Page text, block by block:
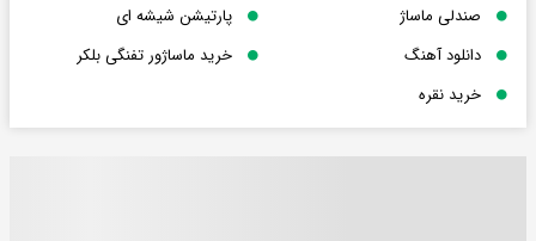
صندلی ماساژ
پارتیشن شیشه ای
دانلود آهنگ
خرید ماساژور تفنگی بلکر
خرید نقره